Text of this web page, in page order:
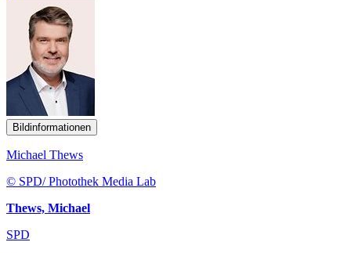
Bildinformationen
Michael Thews
© SPD/ Photothek Media Lab
Thews, Michael
SPD